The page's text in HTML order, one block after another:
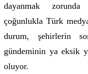
dayanmak
çoğunlukla Türk
durum, şehirlerin
gündeminin ya eksik
oluyor.